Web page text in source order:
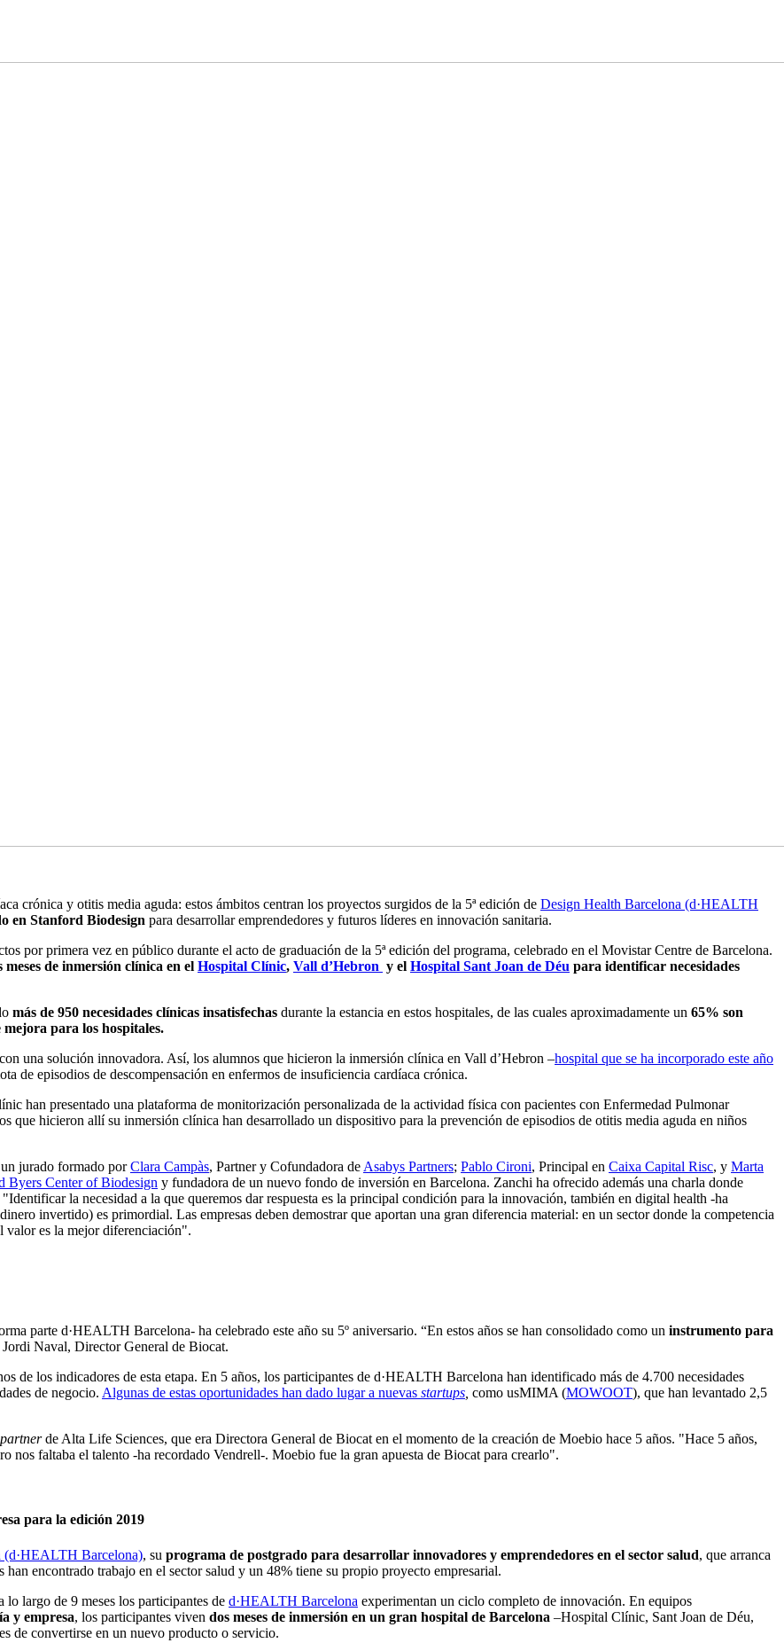
crónica y otitis media aguda: estos ámbitos centran los proyectos surgidos de la 5ª edición de Design Health Barcelona (d·HEALTH
en Stanford Biodesign para desarrollar emprendedores y futuros líderes en innovación sanitaria.
por primera vez en público durante el acto de graduación de la 5ª edición del programa, celebrado en el Movistar Centre de Barcelona.
meses de inmersión clínica en el Hospital Clínic, Vall d’Hebron y el Hospital Sant Joan de Déu para identificar necesidades
más de 950 necesidades clínicas insatisfechas durante la estancia en estos hospitales, de las cuales aproximadamente un 65% son
para los hospitales.
una solución innovadora. Así, los alumnos que hicieron la inmersión clínica en Vall d’Hebron –hospital que se ha incorporado este año
de episodios de descompensación en enfermos de insuficiencia cardíaca crónica.
han presentado una plataforma de monitorización personalizada de la actividad física con pacientes con Enfermedad Pulmonar
que hicieron allí su inmersión clínica han desarrollado un dispositivo para la prevención de episodios de otitis media aguda en niños
jurado formado porClara Campàs, Partner y Cofundadora deAsabys Partners; Pablo Cironi, Principal en Caixa Capital Risc, y Marta
Byers Center of Biodesign y fundadora de un nuevo fondo de inversión en Barcelona. Zanchi ha ofrecido además una charla donde
la necesidad a la que queremos dar respuesta es la principal condición para la innovación, también en digital health -ha
invertido) es primordial. Las empresas deben demostrar que aportan una gran diferencia material: en un sector donde la competencia
valor es la mejor diferenciación".
parte d·HEALTH Barcelona- ha celebrado este año su 5º aniversario. “En estos años se han consolidado como un instrumento para
Jordi Naval, Director General de Biocat.
de los indicadores de esta etapa. En 5 años, los participantes de d·HEALTH Barcelona han identificado más de 4.700 necesidades
de negocio. Algunas de estas oportunidades han dado lugar a nuevas startups como usMIMA (MOWOOT), que han levantado 2,5
partnerde Alta Life Sciences, que era Directora General de Biocat en el momento de la creación de Moebio hace 5 años. "Hace 5 años,
nos faltaba el talento -ha recordado Vendrell-. Moebio fue la gran apuesta de Biocat para crearlo".
para la edición 2019
(d·HEALTH Barcelona), su programa de postgrado para desarrollar innovadores y emprendedores en el sector salud, que arranca
encontrado trabajo en el sector salud y un 48% tiene su propio proyecto empresarial.
lo largo de 9 meses los participantes de d·HEALTH Barcelona experimentan un ciclo completo de innovación. En equipos
y empresa, los participantes viven dos meses de inmersión en un gran hospital de Barcelona –Hospital Clínic, Sant Joan de Déu,
de convertirse en un nuevo producto o servicio.